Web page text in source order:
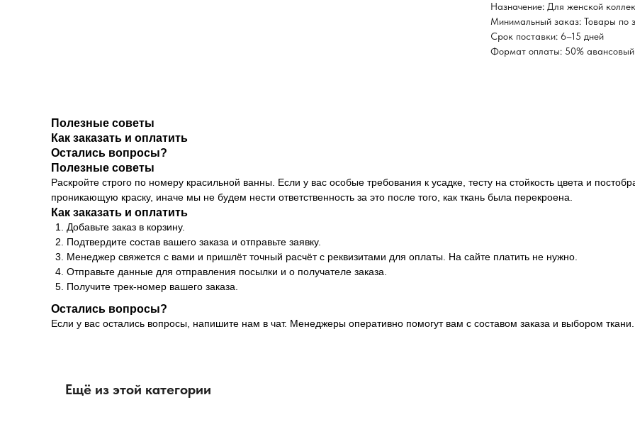
Назначение: Для женской
Минимальный заказ: Товары по
Срок поставки: 6–15 дней
Формат оплаты: 50% авансовый
Полезные советы
Как заказать и оплатить
Остались вопросы?
Полезные советы
Раскройте строго по номеру красильной ванны. Если у вас особые требования к усадке, тесту на стойкость цвета и
проникающую краску, иначе мы не будем нести ответственность за это после того, как ткань была перекроена.
Как заказать и оплатить
Добавьте заказ в корзину.
Подтвердите состав вашего заказа и отправьте заявку.
Менеджер свяжется с вами и пришлёт точный расчёт с реквизитами для оплаты. На сайте платить не нужно.
Отправьте данные для отправления посылки и о получателе заказа.
Получите трек-номер вашего заказа.
Остались вопросы?
Если у вас остались вопросы, напишите нам в чат. Менеджеры оперативно помогут вам с составом заказа и выбором ткани.
Ещё из этой категории